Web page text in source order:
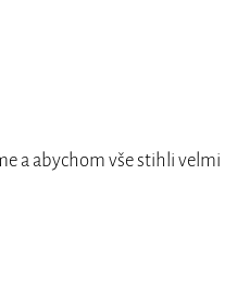
a abychom vše stihli velmi